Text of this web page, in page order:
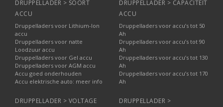
DRUPPELLADER > SOORT
ACCU
Druppelladers voor Lithium-Ion
accu
Druppelladers voor natte
Loodzuur accu
Druppelladers voor Gel accu
Druppelladers voor AGM accu
Accu goed onderhouden
Accu elektrische auto: meer info
DRUPPELLADER > CAPACITEIT
ACCU
Druppelladers voor accu’s tot 50
Ah
Druppelladers voor accu’s tot 90
Ah
Druppelladers voor accu’s tot 130
Ah
Druppelladers voor accu’s tot 170
Ah
DRUPPELLADER > VOLTAGE
DRUPPELLADER >